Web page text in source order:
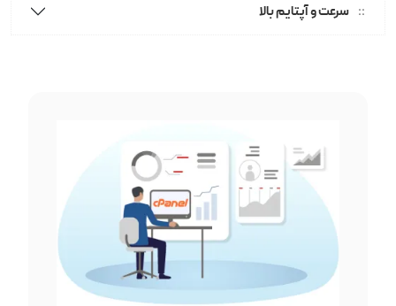
سرعت و آپتایم بالا